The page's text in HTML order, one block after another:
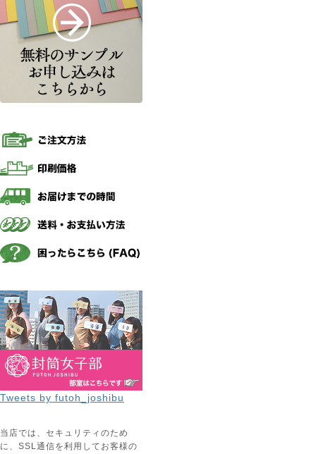
Tweets by futoh_joshibu
当店では、セキュリティのため
に、SSL通信を利用してお客様の